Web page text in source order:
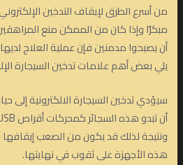
من أسرع الطرق لإيقاف التدخين
مبكرًا وإذا كان من الممكن منع
أن يصبحوا مدمنين فإن عملية العلاج لديها
يلي بعض أهم علامات تدخين السيجارة
سيؤدي تدخين السيجارة الالكترونية إلى
ونتيجة لذلك قد يكون من الصعب
هذه الأجهزة على ثقوب في نهايتها.